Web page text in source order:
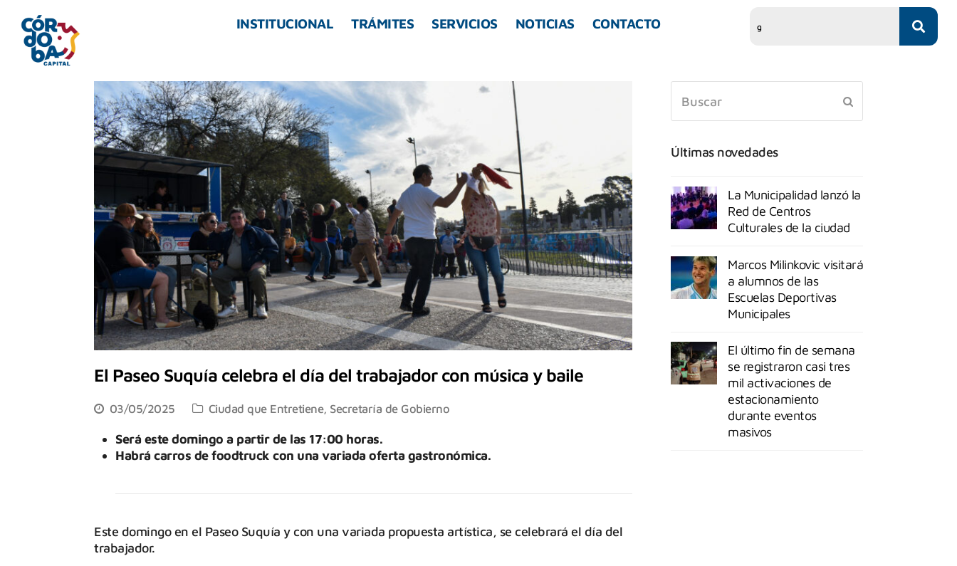
INSTITUCIONAL TRÁMITES SERVICIOS NOTICIAS CONTACTO
El Paseo Suquía celebra el día del trabajador con música y baile
03/05/2025 Ciudad que Entretiene, Secretaría de Gobierno
Será este domingo a partir de las 17:00 horas.
Habrá carros de foodtruck con una variada oferta gastronómica.
Este domingo en el Paseo Suquía y con una variada propuesta artística, se celebrará el día del
trabajador.
Últimas novedades
La Municipalidad lanzó la
Red de Centros
Culturales de la ciudad
Marcos Milinkovic visitará
a alumnos de las
Escuelas Deportivas
Municipales
El último fin de semana
se registraron casi tres
mil activaciones de
estacionamiento
durante eventos
masivos